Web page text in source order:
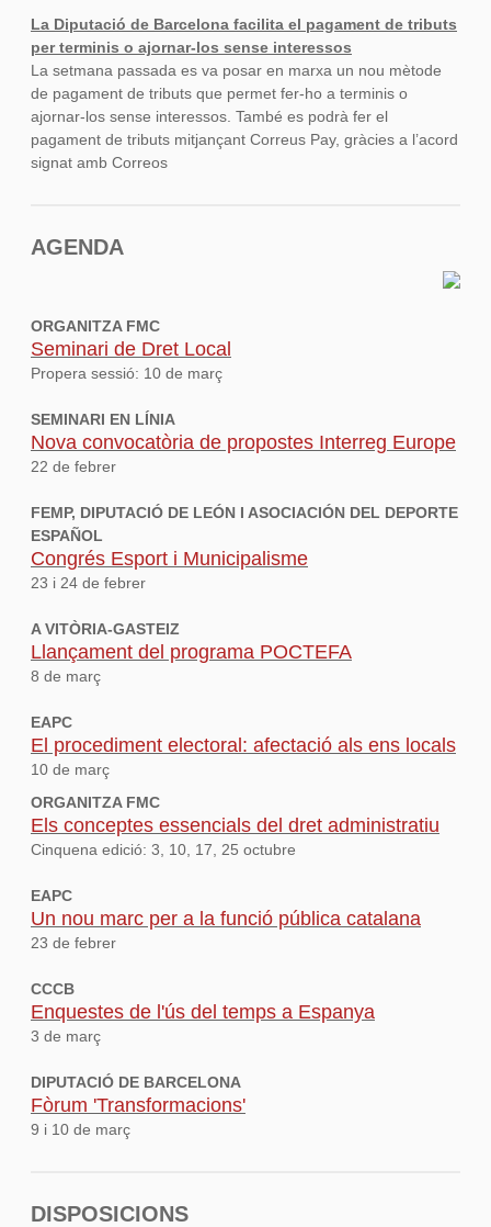
La Diputació de Barcelona facilita el pagament de tributs
per terminis o ajornar-los sense interessos
La setmana passada es va posar en marxa un nou mètode
de pagament de tributs que permet fer-ho a terminis o
ajornar-los sense interessos. També es podrà fer el
pagament de tributs mitjançant Correus Pay, gràcies a l’acord
signat amb Correos
AGENDA
ORGANITZA FMC
Seminari de Dret Local
Propera sessió: 10 de març
SEMINARI EN LÍNIA
Nova convocatòria de propostes Interreg Europe
22 de febrer
FEMP, DIPUTACIÓ DE LEÓN I ASOCIACIÓN DEL DEPORTE
ESPAÑOL
Congrés Esport i Municipalisme
23 i 24 de febrer
A VITÒRIA-GASTEIZ
Llançament del programa POCTEFA
8 de març
EAPC
El procediment electoral: afectació als ens locals
10 de març
ORGANITZA FMC
Els conceptes essencials del dret administratiu
Cinquena edició: 3, 10, 17, 25 octubre
EAPC
Un nou marc per a la funció pública catalana
23 de febrer
CCCB
Enquestes de l'ús del temps a Espanya
3 de març
DIPUTACIÓ DE BARCELONA
Fòrum 'Transformacions'
9 i 10 de març
DISPOSICIONS